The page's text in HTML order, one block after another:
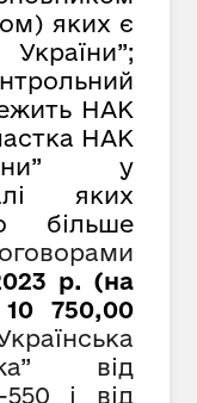
яких є
НАК
НАК
у
яких
більше
р. (на
750,00
від
550
і від